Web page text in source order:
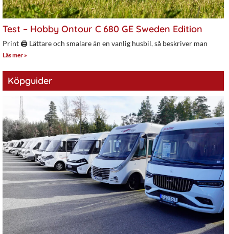
Test – Hobby Ontour C 680 GE Sweden Edition
Print 🖨 Lättare och smalare än en vanlig husbil, så beskriver man
Läs mer »
Köpguider